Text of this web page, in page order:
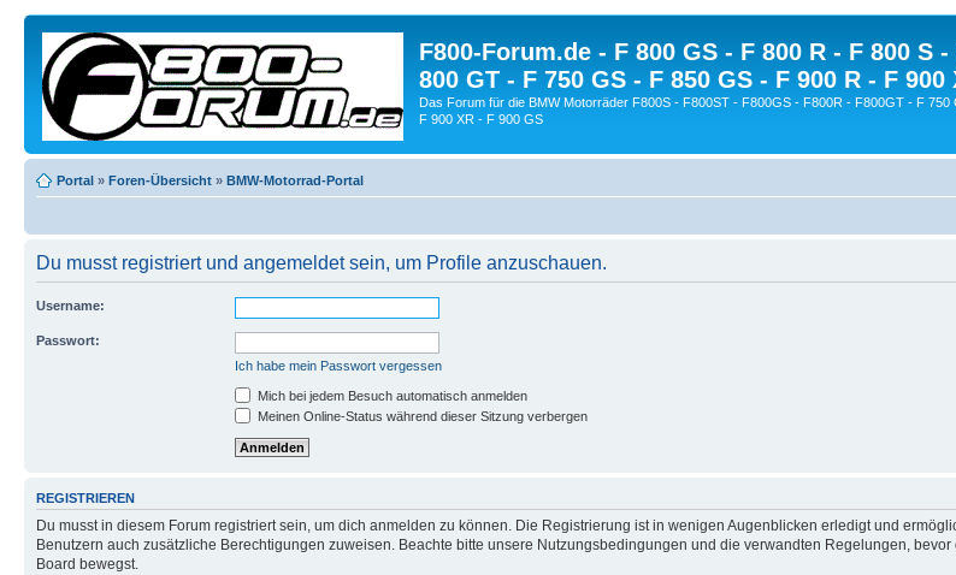
F800-Forum.de - F 800 GS - F 800 R - F 800 S -
800 GT - F 750 GS - F 850 GS - F 900 R - F 900
Das Forum für die BMW Motorräder F800S - F800ST - F800GS - F800R - F800GT - F
F 900 XR - F 900 GS
Portal » Foren-Übersicht » BMW-Motorrad-Portal
Du musst registriert und angemeldet sein, um Profile anzuschauen.
Username:
Passwort:
Ich habe mein Passwort vergessen
Mich bei jedem Besuch automatisch anmelden
Meinen Online-Status während dieser Sitzung verbergen
REGISTRIEREN
Du musst in diesem Forum registriert sein, um dich anmelden zu können. Die Registrierung ist in wenigen Augenblicken erledigt und
Benutzern auch zusätzliche Berechtigungen zuweisen. Beachte bitte unsere Nutzungsbedingungen und die verwandten Regelungen,
Board bewegst.